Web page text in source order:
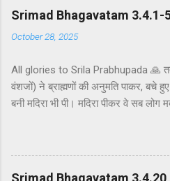
लोगों के लिए विषय है जो प्रयोगात्मक ज्ञान
समझने के इच्छुक हैं। दूसरे वर्ग के लोग
दूसरे अध्याय के इकसठवें श्लोक में बताया
कर्म के बंधनों से मुक्त हो सकता है; और इसके
नहीं है। इकसठवें श्लोक में यही सिद्धांत
यह बुद्धि-योग पूर्णतः परब्रह्म (या अधिक
Srimad Bhagavatam 3.4.1-
October 28, 2025
All glories to Srila Prabhupada 🙏
वंशजों) ने ब्राह्मणों की अनुमति पाकर, बचे
बनी मदिरा भी पी। मदिरा पीकर वे सब लोग
वैष्णवों को भव्य भोजन कराया जाता है, तो
बचे हुए भोजन को ग्रहण करता है। अतः
औपचारिक रूप से अनुमति ली और तैयार
Srimad Bhagavatam 3.4.20